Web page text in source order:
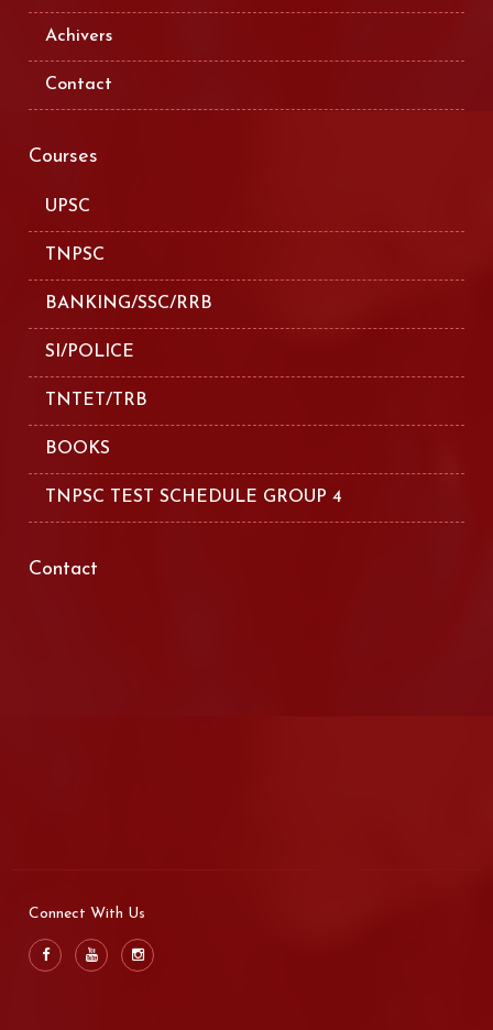
Achivers
Contact
Courses
UPSC
TNPSC
BANKING/SSC/RRB
SI/POLICE
TNTET/TRB
BOOKS
TNPSC TEST SCHEDULE GROUP 4
Contact
Connect With Us